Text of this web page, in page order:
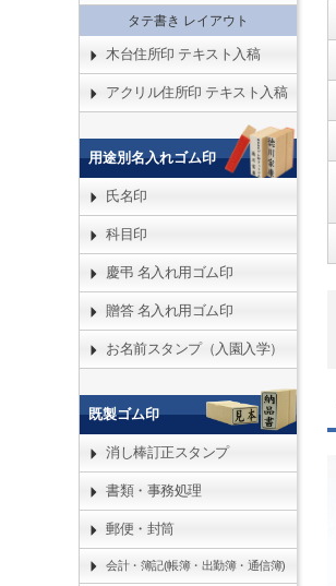
タテ書き レイアウト
木台住所印 テキスト入稿
アクリル住所印 テキスト入稿
用途別名入れゴム印
氏名印
科目印
慶弔 名入れ用ゴム印
贈答 名入れ用ゴム印
お名前スタンプ（入園入学）
既製ゴム印
消し棒訂正スタンプ
書類・事務処理
郵便・封筒
会計・簿記(帳簿・出勤簿・通信簿)